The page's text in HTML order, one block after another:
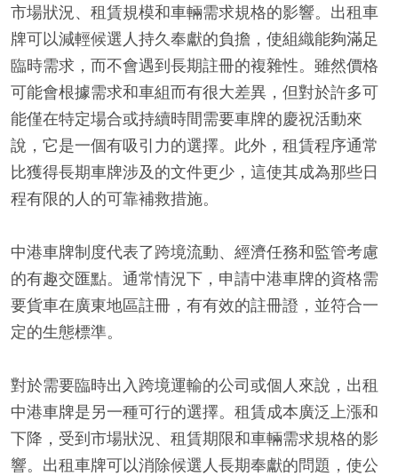
市場狀況、租賃規模和車輛需求規格的影響。出租車
牌可以減輕候選人持久奉獻的負擔，使組織能夠滿足
臨時需求，而不會遇到長期註冊的複雜性。雖然價格
可能會根據需求和車組而有很大差異，但對於許多可
能僅在特定場合或持續時間需要車牌的慶祝活動來
說，它是一個有吸引力的選擇。此外，租賃程序通常
比獲得長期車牌涉及的文件更少，這使其成為那些日
程有限的人的可靠補救措施。
中港車牌制度代表了跨境流動、經濟任務和監管考慮
的有趣交匯點。通常情況下，申請中港車牌的資格需
要貨車在廣東地區註冊，有有效的註冊證，並符合一
定的生態標準。
對於需要臨時出入跨境運輸的公司或個人來說，出租
中港車牌是另一種可行的選擇。租賃成本廣泛上漲和
下降，受到市場狀況、租賃期限和車輛需求規格的影
響。出租車牌可以消除候選人長期奉獻的問題，使公